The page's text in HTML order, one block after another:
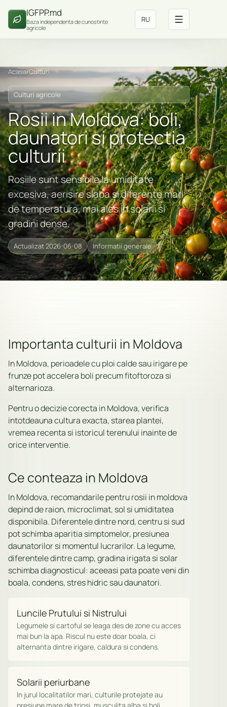
IGFPP.md
Baza independenta de cunostinte
agricole
RU
Acasa/Culturi
Culturi agricole
Rosii in Moldova: boli,
daunatori si protectia
culturii
Rosiile sunt sensibile la umiditate
excesiva, aerisire slaba si diferente mari
de temperatura, mai ales in solarii si
gradini dense.
Actualizat 2026-06-08 Informatii generale
Importanta culturii in Moldova
In Moldova, perioadele cu ploi calde sau irigare pe
frunze pot accelera boli precum fitoftoroza si
alternarioza.
Pentru o decizie corecta in Moldova, verifica
intotdeauna cultura exacta, starea plantei,
vremea recenta si istoricul terenului inainte de
orice interventie.
Ce conteaza in Moldova
In Moldova, recomandarile pentru rosii in moldova
depind de raion, microclimat, sol si umiditatea
disponibila. Diferentele dintre nord, centru si sud
pot schimba aparitia simptomelor, presiunea
daunatorilor si momentul lucrarilor. La legume,
diferentele dintre camp, gradina irigata si solar
schimba diagnosticul: aceeasi pata poate veni din
boala, condens, stres hidric sau daunatori.
Luncile Prutului si Nistrului
Legumele si cartoful se leaga des de zone cu acces
mai bun la apa. Riscul nu este doar boala, ci
alternanta dintre irigare, caldura si condens.
Solarii periurbane
In jurul localitatilor mari, culturile protejate au